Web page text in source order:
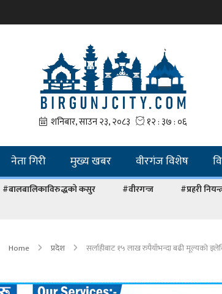
नेता गिरी मुख्य खबर वीरगंज विशेष
#बालबालिकाविरुद्धको कसुर #वीरगन्ज #प्रहरी
Home प्रदेश सर्लाहीबाट १५ लाख रुपैयाँभन्दा बढी मूल्यको